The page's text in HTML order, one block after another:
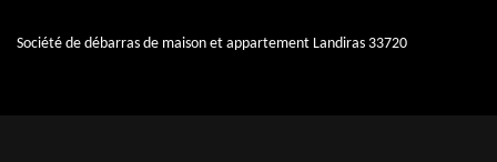
Société de débarras de maison et appartement Landiras 33720